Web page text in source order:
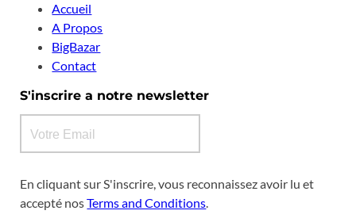
Accueil
A Propos
BigBazar
Contact
S'inscrire a notre newsletter
En cliquant sur S'inscrire, vous reconnaissez avoir lu et
accepté nosTerms and Conditions.